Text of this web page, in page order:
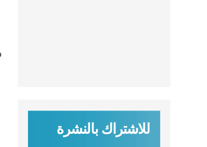
للاشتراك بالنشرة